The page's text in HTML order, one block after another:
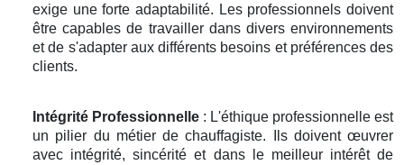
exige une forte adaptabilité. Les professionnels doivent
être capables de travailler dans divers environnements
et de s'adapter aux différents besoins et préférences des
clients.
Intégrité Professionnelle : L'éthique professionnelle est
un pilier du métier de chauffagiste. Ils doivent œuvrer
avec intégrité, sincérité et dans le meilleur intérêt de